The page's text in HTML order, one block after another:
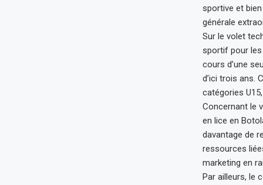
sportive et
générale
Sur le volet
sportif pour les
cours d’une
d’ici trois ans.
catégories
Concernant le
en lice en
davantage de
ressources
marketing en
Par ailleurs, le